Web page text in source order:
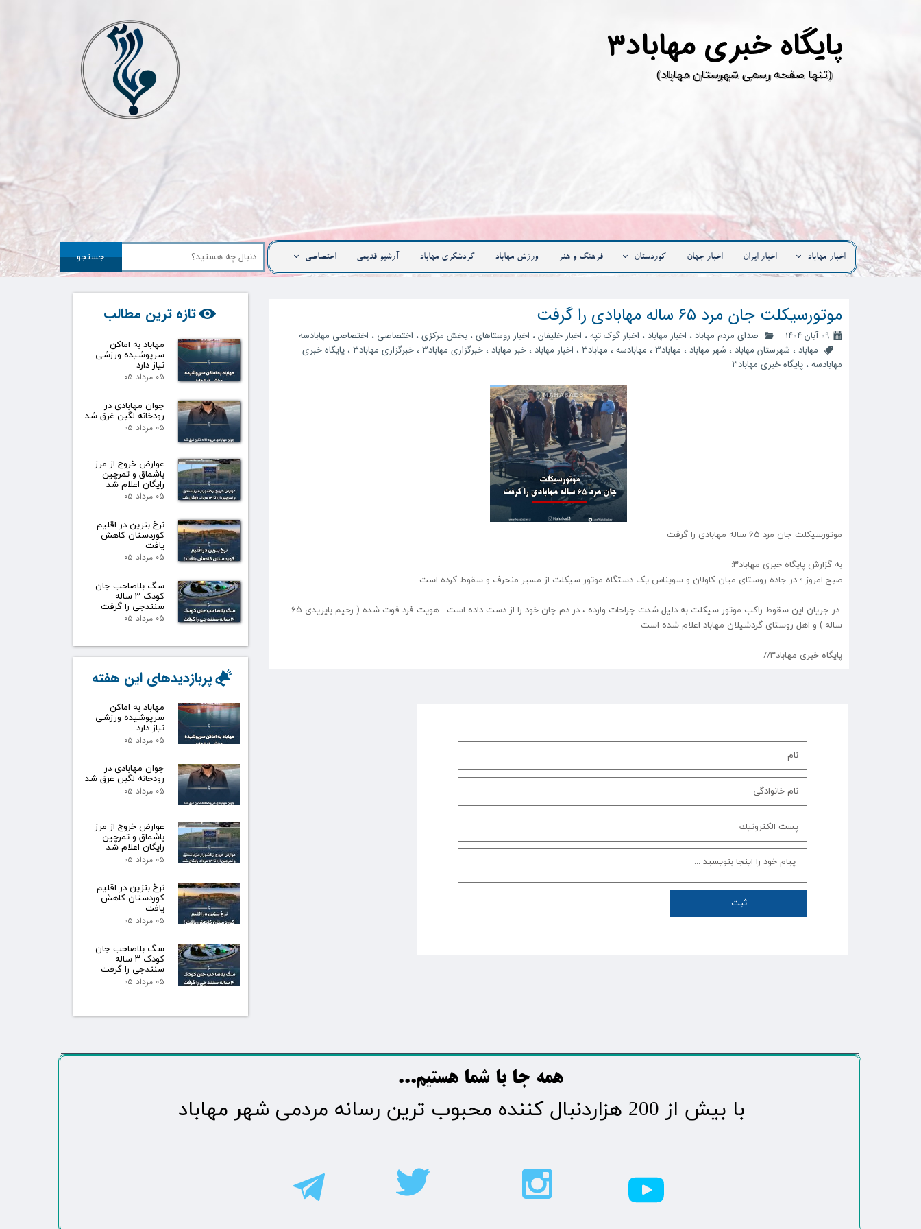
پ
​(تنها صفحه رسمی شهرستان مهاباد)
اخبار مهاباد اخبار ایران اخبار جهان کوردستان فرهنگ و هنر ورزش مهاباد گردشگری مهاباد آرشیو قدیمی اختصاصی جستجو
موتورسیکلت جان مرد ۶۵ ساله مهابادی را گرفت
۰۹ آبان ۱۴۰۴ صدای مردم مهاباد ، اخبار مهاباد ، اخبار گوک تپه ، اخبار خلیفان ، اخبار روستاهای ،بخش مرکزی ، اختصاصی ، اختصاصی مهابادسه
مهاباد ، شهرستان مهاباد ، شهر مهاباد ، مهاباد3 ، مهابادسه ، مهاباد۳ ، اخبار مهاباد ،خبر مهاباد ،خبرگزاری مهاباد3 ،خبرگزاری مهاباد۳ ،پایگاه خبری
مهابادسه ،پایگاه خبری مهاباد۳
موتورسیکلت جان مرد ۶۵ ساله مهابادی را گرفت
به گزارش پایگاه خبری مهاباد۳:
صبح امروز ؛ در جاده روستای میان کاولان و سویناس یک دستگاه موتور سیکلت از مسیر منحرف و سقوط کرده است
در جریان این سقوط راکب موتور سیکلت به دلیل شدت جراحات وارده ، در دم جان خود را از دست داده است . هویت فرد فوت شده ( رحیم بایزیدی ۶۵
ساله ) و اهل روستای گردشیلان مهاباد اعلام شده است
پایگاه خبری مهاباد۳//
تازه ترین مطالب
مهاباد به اماکن
سرپوشیده ورزشی
نیاز دارد
۰۵ مرداد ۰۵
جوان مهابادی در
رودخانه لگبن غرق شد
۰۵ مرداد ۰۵
عوارض خروج از مرز
باشماق و تمرچین
رایگان اعلام شد
۰۵ مرداد ۰۵
نرخ بنزین در اقلیم
کوردستان کاهش
یافت
۰۵ مرداد ۰۵
سگ بلاصاحب جان
کودک ۳ ساله
سنندجی را گرفت
۰۵ مرداد ۰۵
مهاباد به اماکن
سرپوشیده ورزشی
نیاز دارد
۰۵ مرداد ۰۵
جوان مهابادی در
رودخانه لگبن غرق شد
۰۵ مرداد ۰۵
عوارض خروج از مرز
باشماق و تمرچین
رایگان اعلام شد
۰۵ مرداد ۰۵
نرخ بنزین در اقلیم
کوردستان کاهش
یافت
۰۵ مرداد ۰۵
سگ بلاصاحب جان
کودک ۳ ساله
سنندجی را گرفت
۰۵ مرداد ۰۵
پربازدیدهای این هفته
ثبت
​​​همه جا با شما هستیم...​​​​​​​​​​​​​​
​با بیش از 200 هزاردنبال کننده محبوب ترین رسانه مردمی شهر مهاباد​​​​​​​​​​​​​​